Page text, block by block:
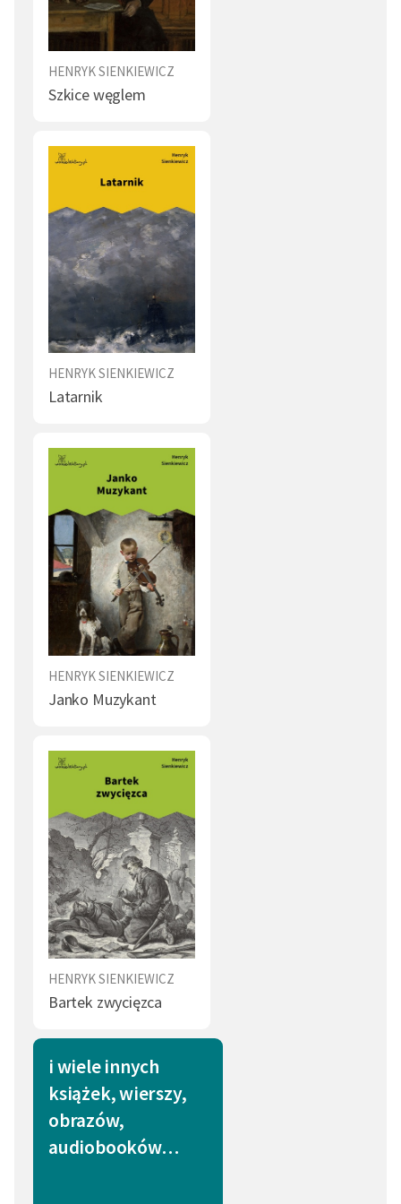
Polityka (3)
Interes (3)
Sługa (3)
Pożar (3)
Wojna (3)
Koń (3)
Robotnik (2)
Żona (2)
Bogactwo (2)
Moda (2)
Artysta (2)
Strach (2)
Zabawa (2)
Naród (2)
Świt (2)
Samotnik (2)
Cierpienie (2)
Matka Boska (1)
Pochlebstwo (1)
Cud (1)
Las (1)
Wiara (1)
Piękno (1)
Katastrofa (1)
Prawo (1)
Przekupstwo (1)
Dom (1)
Pijaństwo (1)
Obraz świata (1)
Małżeństwo (1)
Sen (1)
Pan (1)
Bieda (1)
Dziecko (1)
Choroba (1)
Obowiązek (1)
Wyrzuty sumienia (1)
Poświęcenie (1)
Ogień (1)
Zima (1)
Rzeka (1)
Pogrzeb (1)
Nauczyciel (1)
Filozof (1)
Grzeczność (1)
Kłamstwo (1)
Cnota (1)
HENRYK SIENKIEWICZ
Szkice węglem
HENRYK SIENKIEWICZ
Latarnik
HENRYK SIENKIEWICZ
Janko Muzykant
HENRYK SIENKIEWICZ
Bartek zwycięzca
i wiele innych
książek, wierszy,
obrazów,
audiobooków…